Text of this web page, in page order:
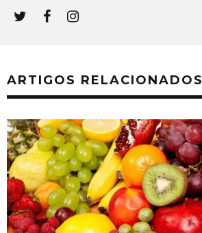
ARTIGOS RELACIONADOS